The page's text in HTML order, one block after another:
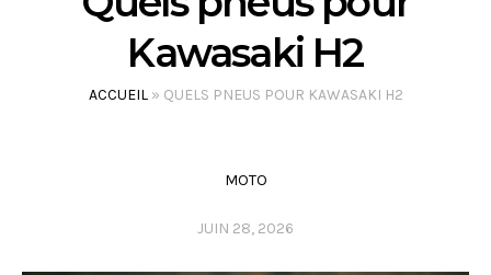
Kawasaki H2
ACCUEIL» QUELS PNEUS POUR KAWASAKI H2
MOTO
JUIN 28, 2026